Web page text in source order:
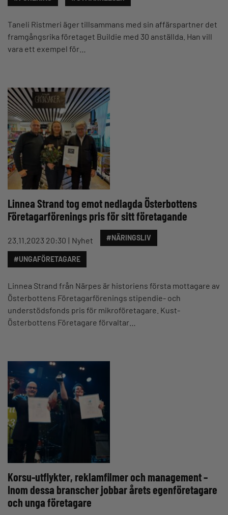
Taneli Ristmeri äger tillsammans med sin affärspartner det
framgångsrika företaget Buildie med 30 anställda. Han vill
vara ett exempel för…
Linnea Strand tog emot nedlagda Österbottens
Företagarförenings pris för sitt företagande
23.11.2023 20:30 Nyhet #NÄRINGSLIV
#UNGAFÖRETAGARE
Linnea Strand från Närpes är historiens första mottagare av
Österbottens Företagarförenings stipendie- och
understödsfonds pris för mikroföretagare. Kust-
Österbottens Företagare förvaltar…
Korsu-utflykter, reklamfilmer och management –
Inom dessa branscher jobbar årets egenföretagare
och unga företagare